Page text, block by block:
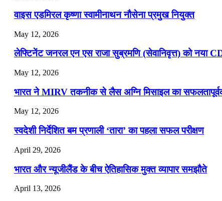
वाइस एडमिरल कृष्णा स्वामीनाथन नौसेना प्रमुख नियुक्त
May 12, 2026
लेफ्टिनेंट जनरल एन एस राजा सुब्रमणि (सेवानिवृत्त) को नया
May 12, 2026
भारत ने MIRV तकनीक से लैस अग्नि मिसाइल का सफलतापूर्वक
May 12, 2026
स्वदेशी निर्देशित बम प्रणाली ‘तारा’ का पहला सफल परीक्षण
April 29, 2026
भारत और न्यूजीलैंड के बीच ऐतिहासिक मुक्त व्यापार समझौते
April 13, 2026